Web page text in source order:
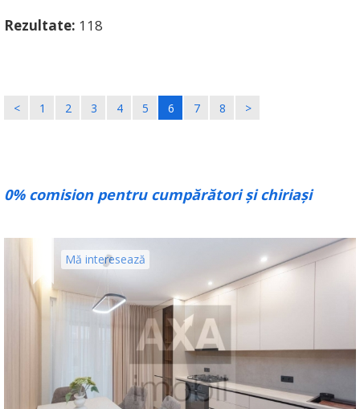
Rezultate: 118
< 1 2 3 4 5 6 7 8 >
0% comision pentru cumpărători și chiriași
Mă interesează